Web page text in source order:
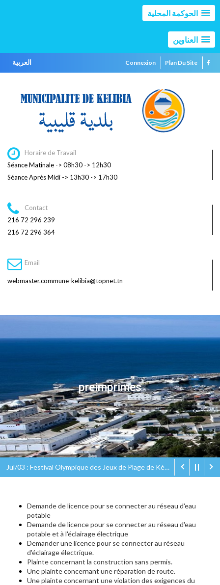
الحوكمة المحلية
العناوين
العربية Connexion Plan Du Site
Horaire de Travail
Séance Matinale -> 08h30 -> 12h30
Séance Après Midi -> 13h30 -> 17h30
Contact
216 72 296 239
216 72 296 364
Email
webmaster.commune-kelibia@topnet.tn
preimprimes
Jul/03 : Festival Olympique des Jeux de Plage de Kélibia Olympic Eco Beach Games
Demande de licence pour se connecter au réseau d'eau
potable
Demande de licence pour se connecter au réseau d'eau
potable et à l'éclairage électrique
Demander une licence pour se connecter au réseau
d'éclairage électrique.
Plainte concernant la construction sans permis.
Une plainte concernant une réparation de route.
Une plainte concernant une violation des exigences du